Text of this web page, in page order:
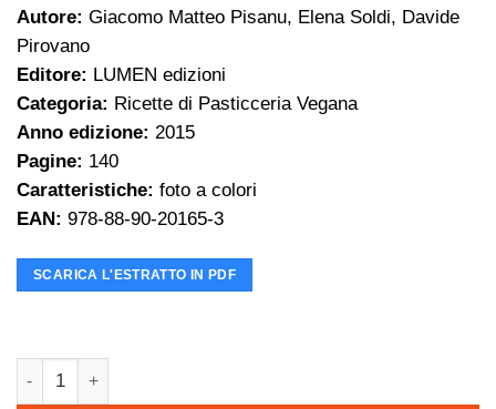
Autore: Giacomo Matteo Pisanu, Elena Soldi, Davide
Pirovano
Editore: LUMEN edizioni
Categoria: Ricette di Pasticceria Vegana
Anno edizione: 2015
Pagine: 140
Caratteristiche: foto a colori
EAN: 978-88-90-20165-3
SCARICA L'ESTRATTO IN PDF
Dolce per natura - Libro di Ricette di Pasticceria Vegana